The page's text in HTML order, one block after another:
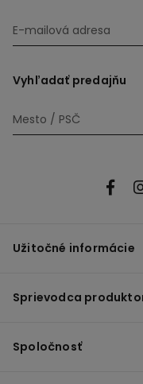
Vyhľadať predajňu
Užitočné informácie
Sprievodca
Spoločnosť